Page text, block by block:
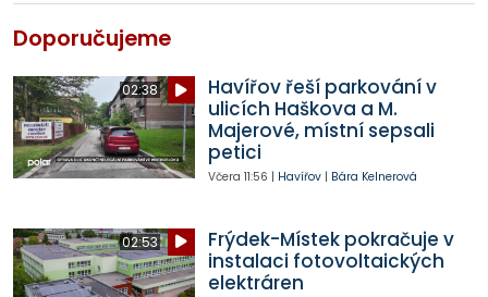
Doporučujeme
02:38
Havířov řeší parkování v
ulicích Haškova a M.
Majerové, místní sepsali
petici
Včera 11:56 | Havířov| Bára Kelnerová
02:53
Frýdek-Místek pokračuje v
instalaci fotovoltaických
elektráren